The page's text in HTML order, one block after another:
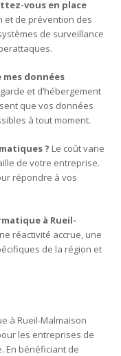
vous en place
et de prévention des
de surveillance
données
et d’hébergement
que vos données
à tout moment.
? Le coût varie
de votre entreprise.
répondre à vos
à Rueil-
réactivité accrue, une
de la région et
à Rueil-Malmaison
les entreprises de
En bénéficiant de